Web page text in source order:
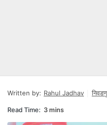
Written by: Rahul Jadhav
Read Time: 3 mins